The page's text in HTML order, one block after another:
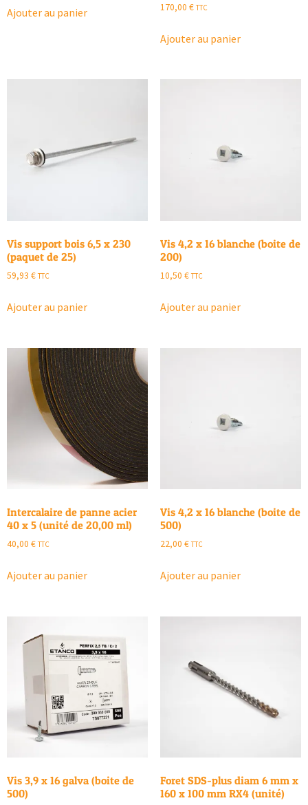
Ajouter au panier 170,00 € TTC
Ajouter au panier
Vis support bois 6,5 x 230
(paquet de 25)
59,93 € TTC
Ajouter au panier
Vis 4,2 x 16 blanche (boite de
200)
10,50 € TTC
Ajouter au panier
Intercalaire de panne acier
40 x 5 (unité de 20,00 ml)
40,00 € TTC
Ajouter au panier
Vis 4,2 x 16 blanche (boite de
500)
22,00 € TTC
Ajouter au panier
Vis 3,9 x 16 galva (boite de
500)
Foret SDS-plus diam 6 mm x
160 x 100 mm RX4 (unité)